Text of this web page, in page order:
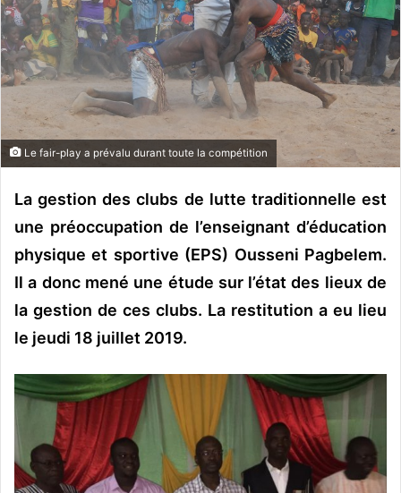
u
n
o
u
r
i
Le fair-play a prévalu durant toute la compétition
La gestion des clubs de lutte traditionnelle est
une préoccupation de l’enseignant d’éducation
physique et sportive (EPS) Ousseni Pagbelem.
Il a donc mené une étude sur l’état des lieux de
la gestion de ces clubs. La restitution a eu lieu
le jeudi 18 juillet 2019.